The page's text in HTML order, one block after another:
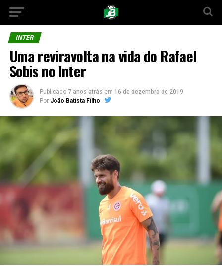
INTER
Uma reviravolta na vida do Rafael
Sobis no Inter
Publicado 7 anos atrás em 16 de dezembro de 2019
Por João Batista Filho